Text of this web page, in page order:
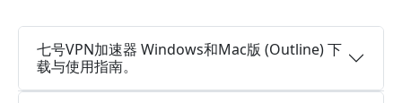
七号VPN加速器 Windows和Mac版 (Outline) 下
载与使用指南。